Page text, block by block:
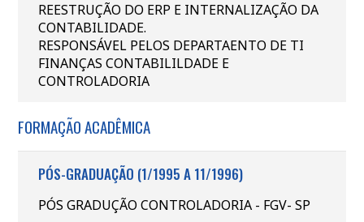
REESTRUÇÃO DO ERP E INTERNALIZAÇÃO DA
CONTABILIDADE.
RESPONSÁVEL PELOS DEPARTAENTO DE TI
FINANÇAS CONTABILILDADE E
CONTROLADORIA
FORMAÇÃO ACADÊMICA
PÓS-GRADUAÇÃO (1/1995 A 11/1996)
PÓS GRADUÇÃO CONTROLADORIA - FGV- SP